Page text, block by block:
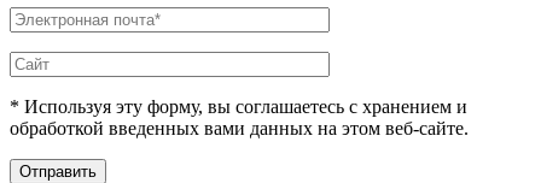
* Используя эту форму, вы соглашаетесь с хранением и
обработкой введенных вами данных на этом веб-сайте.